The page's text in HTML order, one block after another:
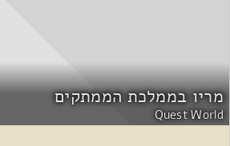
מריו בממלכת הממתקים
Quest World